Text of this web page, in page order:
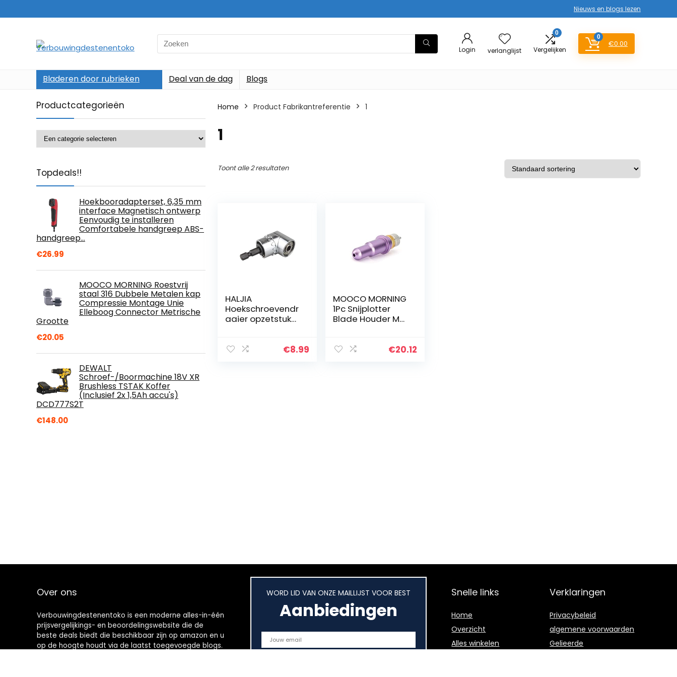
Nieuws en blogs lezen
Search
for:
Login verlanglijst
0
Vergelijken
0
€0.00
Bladeren door rubrieken Deal van de dag Blogs
Productcategorieën
Topdeals!!
Hoekbooradapterset, 6,35 mm
interface Magnetisch ontwerp
Eenvoudig te installeren
Comfortabele handgreep ABS-
handgreep…
€26.99
MOOCO MORNING Roestvrij
staal 316 Dubbele Metalen kap
Compressie Montage Unie
Elleboog Connector Metrische
Grootte
€20.05
DEWALT
Schroef-/Boormachine 18V XR
Brushless TSTAK Koffer
(Inclusief 2x 1,5Ah accu's)
DCD777S2T
€148.00
Home Product Fabrikantreferentie ‎1
‎1
Toont alle 2 resultaten
HALJIA
Hoekschroevendr
aaier opzetstuk
snelwissel- en€8.99
MOOCO MORNING
1Pc Snijplotter
Blade Houder Mes
DC240 Mini
€20.12
Over ons
Verbouwingdestenentoko is een moderne alles-in-één
prijsvergelijkings- en beoordelingswebsite die de
beste deals biedt die beschikbaar zijn op amazon en u
op de hoogte houdt via de laatst toegevoegde blogs.
WORD LID VAN ONZE MAILLIJST VOOR BEST
Aanbiedingen
Snelle links
Home
Overzicht
Alles winkelen
Verklaringen
Privacybeleid
algemene voorwaarden
Gelieerde
openbaarmaking